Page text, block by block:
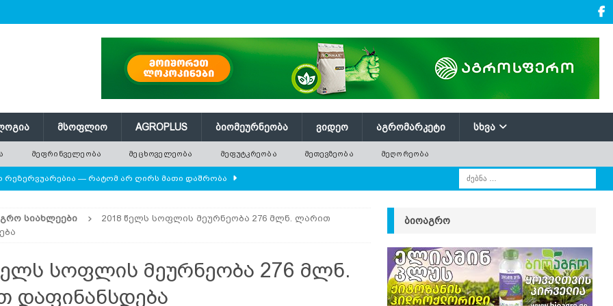
ᲛᲡᲝᲤᲚᲘᲝ AGROPLUS ᲑᲘᲝᲛᲔᲣᲠᲜᲔᲝᲑᲐ ᲕᲘᲓᲔᲝ ᲐᲒᲠᲝᲛᲐᲠᲙᲔᲢᲘ ᲡᲮᲕᲐ
ᲛᲔᲤᲠᲘᲜᲕᲔᲚᲔᲝᲑᲐ ᲛᲔᲪᲮᲝᲕᲔᲚᲔᲝᲑᲐ ᲛᲔᲤᲣᲢᲙᲠᲔᲝᲑᲐ ᲛᲔᲗᲔᲕᲖᲔᲝᲑᲐ ᲛᲔᲦᲝᲠᲔᲝᲑᲐ
რეზერვუარებია — რატომ არ ღირს მათი დაშრობა
წონას უტოლდებოდა AGROPLUS
მოშენების დროს
ეკოსისტემის საფუძველია — რატომ ქრება ველური
ᲡᲘᲐᲮᲚᲔᲔᲑᲘ
2018 წელს სოფლის მეურნეობა 276 მლნ. ლარით
სოფლის მეურნეობა 276 მლნ.
დაფინანსდება
ᲑᲘᲝᲐᲒᲠᲝ